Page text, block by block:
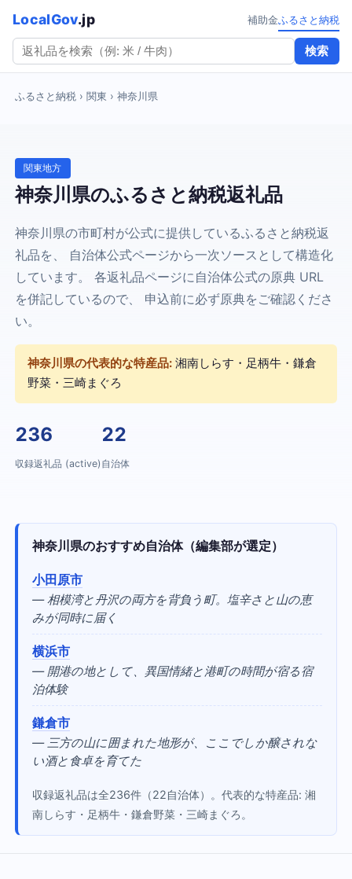
LocalGov.jp
検索
補助金ふるさと納税
ふるさと納税 › 関東 › 神奈川県
関東地方
神奈川県のふるさと納税返礼品
神奈川県の市町村が公式に提供しているふるさと納税返
礼品を、 自治体公式ページから一次ソースとして構造化
しています。 各返礼品ページに自治体公式の原典 URL
を併記しているので、 申込前に必ず原典をご確認くださ
い。
神奈川県の代表的な特産品: 湘南しらす・足柄牛・鎌倉
野菜・三崎まぐろ
236
収録返礼品 (active)
22
自治体
神奈川県のおすすめ自治体（編集部が選定）
小田原市
— 相模湾と丹沢の両方を背負う町。塩辛さと山の恵
みが同時に届く
横浜市
— 開港の地として、異国情緒と港町の時間が宿る宿
泊体験
鎌倉市
— 三方の山に囲まれた地形が、ここでしか醸されな
い酒と食卓を育てた
収録返礼品は全236件（22自治体）。代表的な特産品: 湘
南しらす・足柄牛・鎌倉野菜・三崎まぐろ。